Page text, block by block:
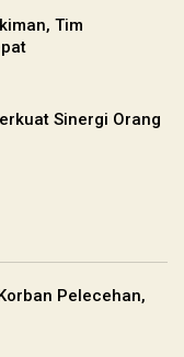
Tim
Sinergi Orang
Pelecehan,